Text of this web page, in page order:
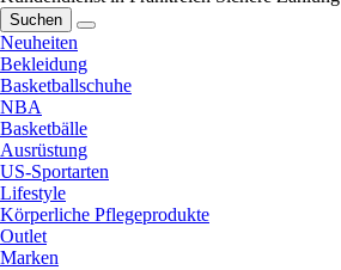
Suchen
Neuheiten
Bekleidung
Basketballschuhe
NBA
Basketbälle
Ausrüstung
US-Sportarten
Lifestyle
Körperliche Pflegeprodukte
Outlet
Marken